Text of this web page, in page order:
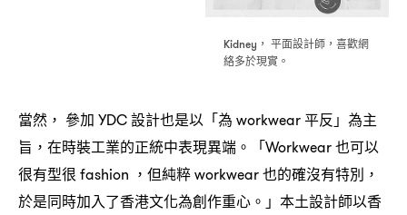
Kidney， 平面設計師 ， 喜歡網
絡多於現實。
當然 ， 參加 YDC設計也是以「為 workwear平反」為主
旨 ， 在時裝工業的正統中表現異端。「Workwear也可以
很有型很 fashion ， 但純粹workwear也的確沒有特別 ，
於是同時加入了香港文化為創作重心。」本土設計師以香